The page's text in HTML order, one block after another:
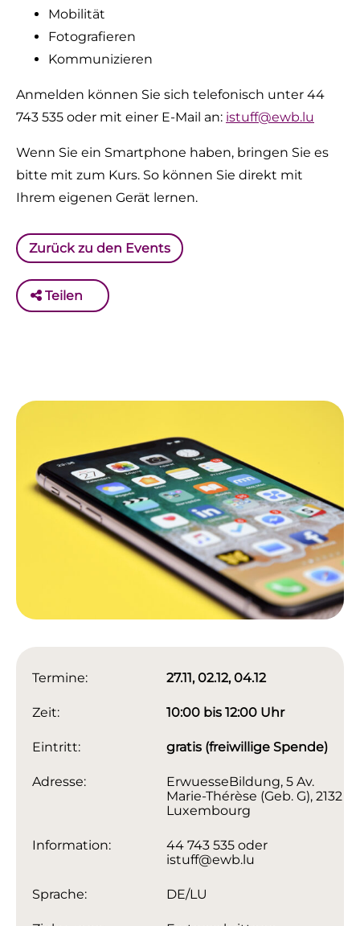
Mobilität
Fotografieren
Kommunizieren
Anmelden können Sie sich telefonisch unter 44
743 535 oder mit einer E-Mail an: istuff@ewb.lu
Wenn Sie ein Smartphone haben, bringen Sie es
bitte mit zum Kurs. So können Sie direkt mit
Ihrem eigenen Gerät lernen.
Zurück zu den Events
Teilen
Termine: 27.11, 02.12, 04.12
Zeit: 10:00 bis 12:00 Uhr
Eintritt: gratis (freiwillige Spende)
Adresse:
ErwuesseBildung, 5 Av.
Marie-Thérèse (Geb. G), 2132
Luxembourg
Information:
44 743 535 oder
istuff@ewb.lu
Sprache: DE/LU